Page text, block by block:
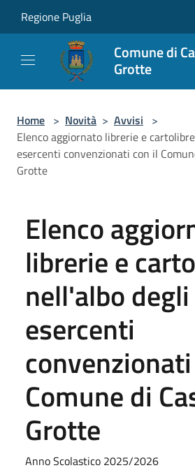
Regione Puglia
Comune di
Grotte
Home > Novità > Avvisi >
Elenco aggiornato librerie e
esercenti convenzionati con il
Grotte
Elenco
librerie e
nell'albo degli
esercenti
Comune di
Grotte
Anno Scolastico 2025/2026